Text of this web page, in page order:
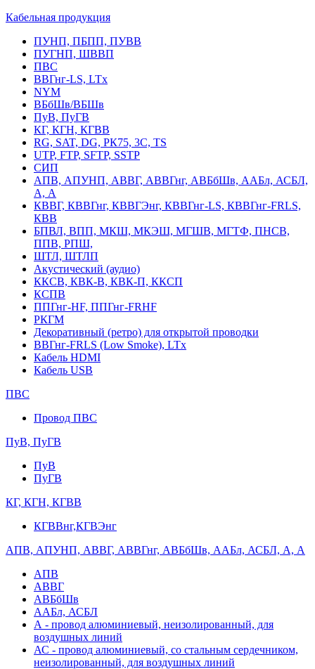
Кабельная продукция
ПУНП, ПБПП, ПУВВ
ПУГНП, ШВВП
ПВС
ВВГнг-LS, LTx
NYM
ВБбШв/ВБШв
ПуВ, ПуГВ
КГ, КГН, КГВВ
RG, SAT, DG, РК75, 3С, TS
UTP, FTP, SFTP, SSTP
СИП
АПВ, АПУНП, АВВГ, АВВГнг, АВБбШв, ААБл, АСБЛ,
А, А
КВВГ, КВВГнг, КВВГЭнг, КВВГнг-LS, КВВГнг-FRLS,
КВВ
БПВЛ, ВПП, МКШ, МКЭШ, МГШВ, МГТФ, ПНСВ,
ППВ, РПШ,
ШТЛ, ШТЛП
Акустический (аудио)
ККСВ, КВК-В, КВК-П, ККСП
КСПВ
ППГнг-HF, ППГнг-FRHF
РКГМ
Декоративный (ретро) для открытой проводки
ВВГнг-FRLS (Low Smoke), LTx
Кабель HDMI
Кабель USB
ПВС
Провод ПВС
ПуВ, ПуГВ
ПуВ
ПуГВ
КГ, КГН, КГВВ
КГВВнг,КГВЭнг
АПВ, АПУНП, АВВГ, АВВГнг, АВБбШв, ААБл, АСБЛ, А, А
АПВ
АВВГ
АВБбШв
ААБл, АСБЛ
А - провод алюминиевый, неизолированный, для
воздушных линий
АС - провод алюминиевый, со стальным сердечником,
неизолированный, для воздушных линий